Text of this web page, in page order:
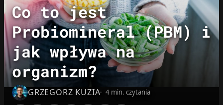
Co to jest
Probiomineral (PBM) i
jak wpływa na
organizm?
GRZEGORZ KUZIA 4 min. czytania